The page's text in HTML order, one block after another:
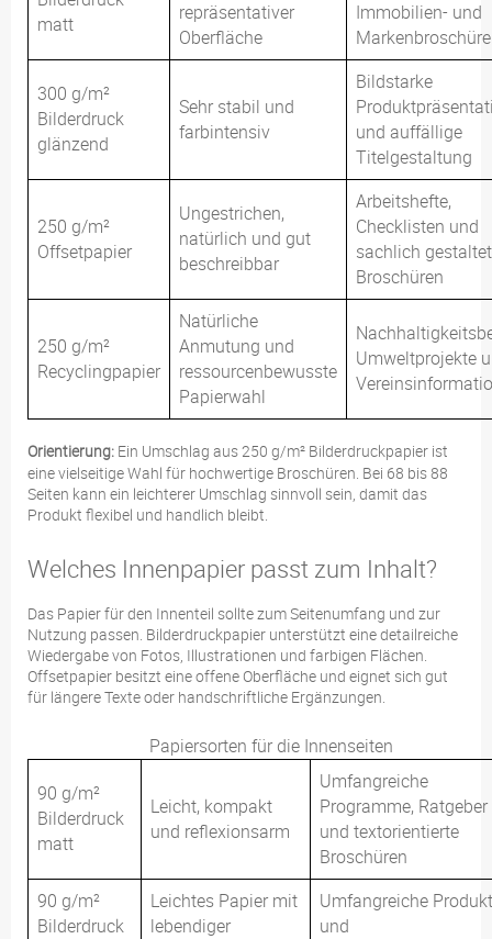
matt
repräsentativer
Oberfläche
Immobilien- und
300 g/m²
Bilderdruck
glänzend
Sehr stabil und
farbintensiv
Bildstarke
und auffällige
Titelgestaltung
250 g/m²
Offsetpapier
Ungestrichen,
natürlich und gut
beschreibbar
Arbeitshefte,
Checklisten und
sachlich
Broschüren
250 g/m²
Recyclingpapier
Natürliche
Anmutung und
ressourcenbewusste
Papierwahl
Umweltprojekte
Orientierung: Ein Umschlag aus 250 g/m² Bilderdruckpapier ist
eine vielseitige Wahl für hochwertige Broschüren. Bei 68 bis 88
Seiten kann ein leichterer Umschlag sinnvoll sein, damit das
Produkt flexibel und handlich bleibt.
Welches Innenpapier passt zum Inhalt?
Das Papier für den Innenteil sollte zum Seitenumfang und zur
Nutzung passen. Bilderdruckpapier unterstützt eine detailreiche
Wiedergabe von Fotos, Illustrationen und farbigen Flächen.
Offsetpapier besitzt eine offene Oberfläche und eignet sich gut
für längere Texte oder handschriftliche Ergänzungen.
Papiersorten für die Innenseiten
90 g/m²
Bilderdruck
matt
Leicht, kompakt
und reflexionsarm
Umfangreiche
Programme, Ratgeber
und textorientierte
Broschüren
90 g/m²
Bilderdruck
Leichtes Papier mit
lebendiger
Umfangreiche
und